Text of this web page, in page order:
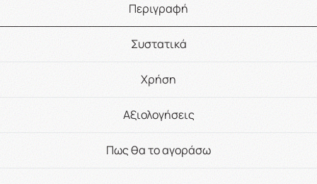
Περιγραφή
Συστατικά
Χρήση
Αξιολογήσεις
Πως θα το αγοράσω